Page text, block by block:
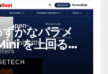
かなパラメ
を上回る新
モデルをリ